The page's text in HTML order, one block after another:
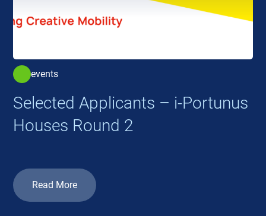
events
Selected Applicants – i-Portunus
Houses Round 2
Read More